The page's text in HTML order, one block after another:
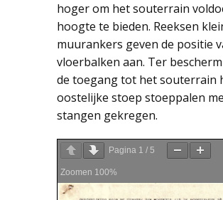
hoger om het souterrain
hoogte te bieden. Reeksen
muurankers geven de positie
vloerbalken aan. Ter
de toegang tot het souterrain
oostelijke stoep stoeppalen
stangen gekregen.
Pagina 1 /5
Zoomen 100%